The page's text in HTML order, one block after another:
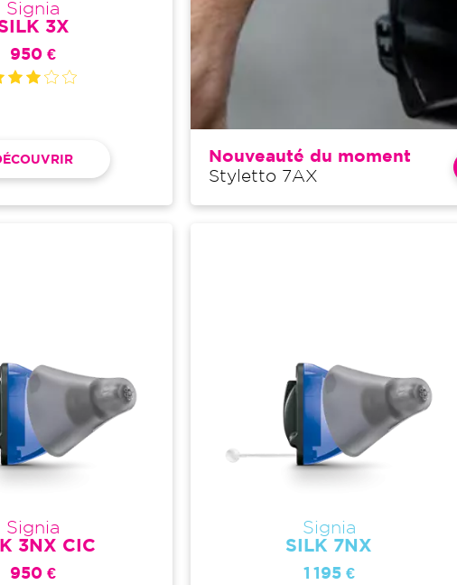
Signia
3X
950 €
Nouveauté du moment
Styletto 7AX
Signia
3NX CIC
950 €
Signia
SILK 7NX
1 195 €